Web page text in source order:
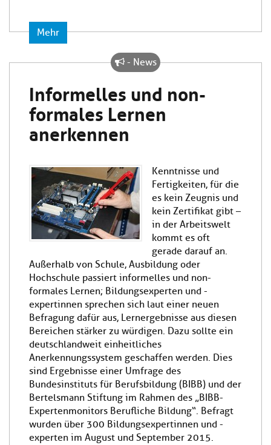
Mehr
Informelles und non-
formales Lernen
anerkennen
- News
Kenntnisse und
Fertigkeiten, für die
es kein Zeugnis und
kein Zertifikat gibt –
in der Arbeitswelt
kommt es oft
gerade darauf an.
Außerhalb von Schule, Ausbildung oder
Hochschule passiert informelles und non-
formales Lernen; Bildungsexperten und -
expertinnen sprechen sich laut einer neuen
Befragung dafür aus, Lernergebnisse aus diesen
Bereichen stärker zu würdigen. Dazu sollte ein
deutschlandweit einheitliches
Anerkennungssystem geschaffen werden. Dies
sind Ergebnisse einer Umfrage des
Bundesinstituts für Berufsbildung (BIBB) und der
Bertelsmann Stiftung im Rahmen des „BIBB-
Expertenmonitors Berufliche Bildung“. Befragt
wurden über 300 Bildungsexpertinnen und -
experten im August und September 2015.